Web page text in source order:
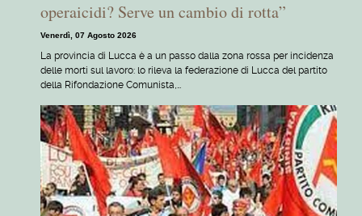
operaicidi? Serve un cambio di rotta”
Venerdì, 07 Agosto 2026
La provincia di Lucca è a un passo dalla zona rossa per incidenza
delle morti sul lavoro: lo rileva la federazione di Lucca del partito
della Rifondazione Comunista,…